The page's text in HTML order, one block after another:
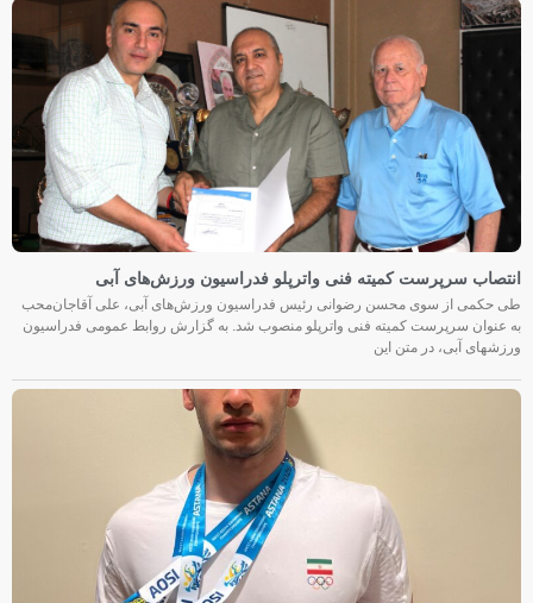
انتصاب سرپرست کمیته فنی واترپلو فدراسیون ورزش‌های آبی
طی حکمی از سوی محسن رضوانی رئیس فدراسیون ورزش‌های آبی، علی آقاجان‌محب
به عنوان سرپرست کمیته فنی واترپلو منصوب شد. به گزارش روابط عمومی فدراسیون
ورزشهای آبی، در متن این